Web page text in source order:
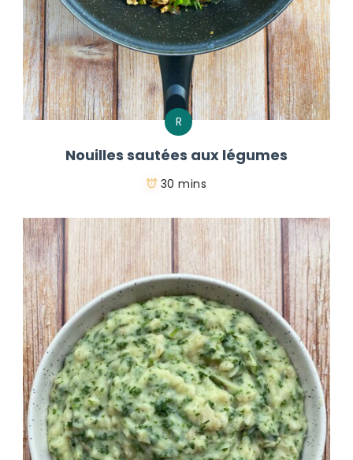
R
Nouilles sautées aux légumes
30 mins